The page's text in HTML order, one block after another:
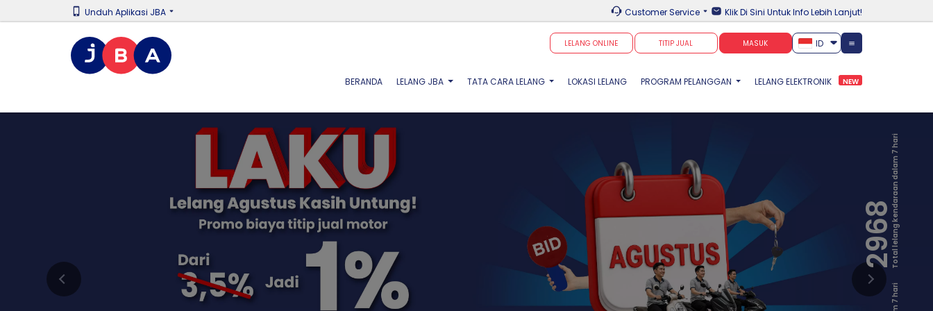
Unduh Aplikasi JBA Customer Service Klik Di Sini Untuk Info Lebih Lanjut!
LELANG ONLINE TITIP JUAL MASUK ID
BERANDA(CURRENT)
LELANG JBA TATA CARA LELANG LOKASI LELANG PROGRAM PELANGGAN LELANG ELEKTRONIK NEW
2968Total lelang kendaraan dalam 7 hari